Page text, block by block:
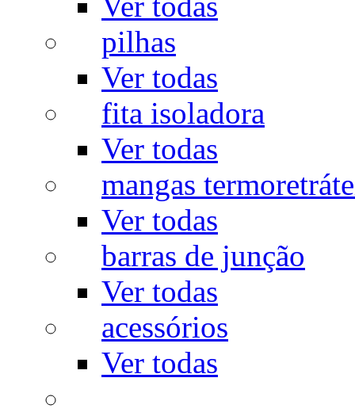
pilhas
Ver todas
fita isoladora
Ver todas
mangas
Ver todas
barras de junção
Ver todas
acessórios
Ver todas